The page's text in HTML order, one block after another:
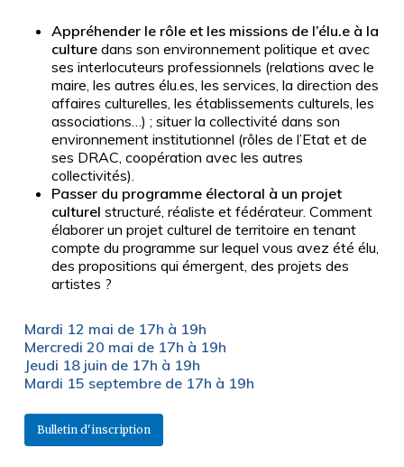
Appréhender le rôle et les missions de l’élu.e à la
culturedans son environnement politique et avec
ses interlocuteurs professionnels (relations avec le
maire, les autres élu.es, les services, la direction des
affaires culturelles, les établissements culturels, les
associations…) ; situer la collectivité dans son
environnement institutionnel (rôles de l’Etat et de
ses DRAC, coopération avec les autres
collectivités).
Passer du programme électoral à un projet
culturel structuré, réaliste et fédérateur. Comment
élaborer un projet culturel de territoire en tenant
compte du programme sur lequel vous avez été élu,
des propositions qui émergent, des projets des
artistes ?
Mardi 12 mai de 17h à 19h
Mercredi 20 mai de 17h à 19h
Jeudi 18 juin de 17h à 19h
Mardi 15 septembre de 17h à 19h
Bulletin d'inscription